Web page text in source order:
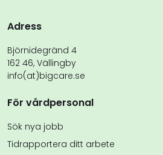
Adress
Björnidegränd 4
162 46, Vällingby
info(at)bigcare.se
För vårdpersonal
Sök nya jobb
Tidrapportera ditt arbete